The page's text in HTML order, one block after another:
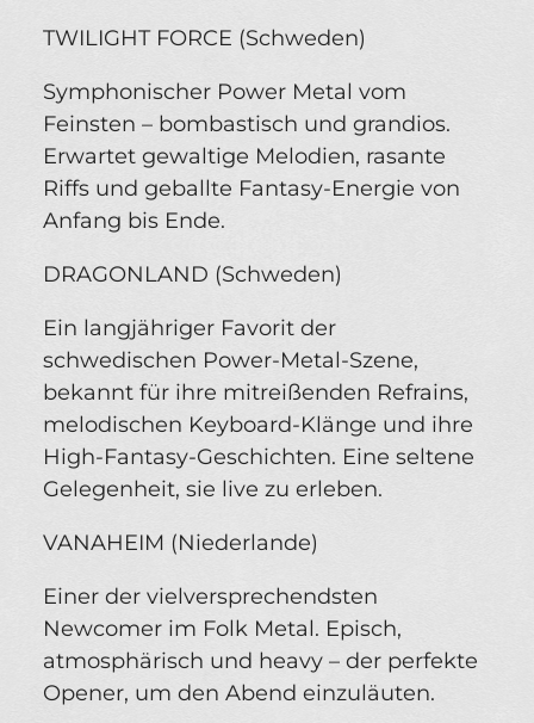
TWILIGHT FORCE (Schweden)
Symphonischer Power Metal vom
Feinsten – bombastisch und grandios.
Erwartet gewaltige Melodien, rasante
Riffs und geballte Fantasy-Energie von
Anfang bis Ende.
DRAGONLAND (Schweden)
Ein langjähriger Favorit der
schwedischen Power-Metal-Szene,
bekannt für ihre mitreißenden Refrains,
melodischen Keyboard-Klänge und ihre
High-Fantasy-Geschichten. Eine seltene
Gelegenheit, sie live zu erleben.
VANAHEIM (Niederlande)
Einer der vielversprechendsten
Newcomer im Folk Metal. Episch,
atmosphärisch und heavy – der perfekte
Opener, um den Abend einzuläuten.